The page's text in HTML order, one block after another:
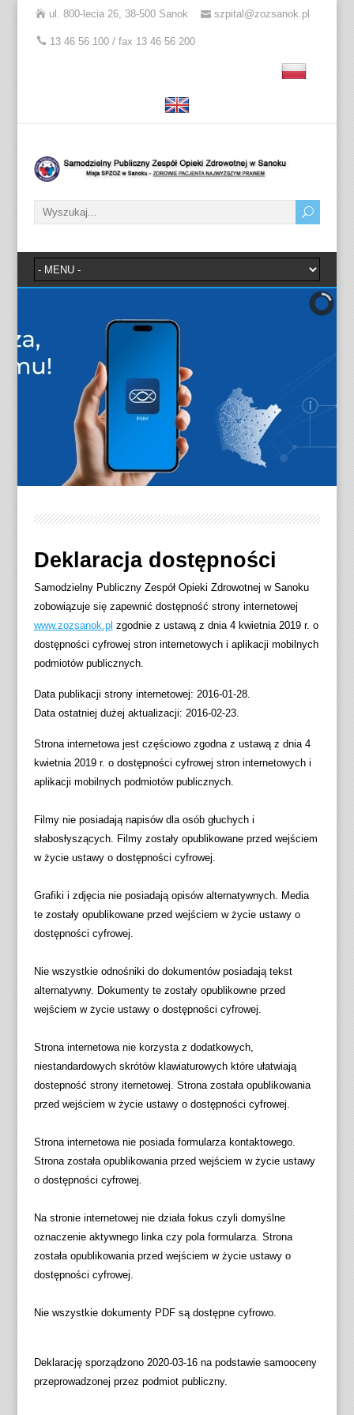
ul. 800-lecia 26, 38-500 Sanok szpital@zozsanok.pl
13 46 56 100 / fax 13 46 56 200
Deklaracja dostępności
Samodzielny Publiczny Zespół Opieki Zdrowotnej w Sanoku
zobowiązuje się zapewnić dostępność strony internetowej
www.zozsanok.pl zgodnie z ustawą z dnia 4 kwietnia 2019 r. o
dostępności cyfrowej stron internetowych i aplikacji mobilnych
podmiotów publicznych.
Data publikacji strony internetowej: 2016-01-28.
Data ostatniej dużej aktualizacji: 2016-02-23.
Strona internetowa jest częściowo zgodna z ustawą z dnia 4
kwietnia 2019 r. o dostępności cyfrowej stron internetowych i
aplikacji mobilnych podmiotów publicznych.
Filmy nie posiadają napisów dla osób głuchych i
słabosłyszących. Filmy zostały opublikowane przed wejściem
w życie ustawy o dostępności cyfrowej.
Grafiki i zdjęcia nie posiadają opisów alternatywnych. Media
te zostały opublikowane przed wejściem w życie ustawy o
dostępności cyfrowej.
Nie wszystkie odnośniki do dokumentów posiadają tekst
alternatywny. Dokumenty te zostały opublikowne przed
wejściem w życie ustawy o dostępności cyfrowej.
Strona internetowa nie korzysta z dodatkowych,
niestandardowych skrótów klawiaturowych które ułatwiają
dostepność strony iternetowej. Strona została opublikowania
przed wejściem w życie ustawy o dostępności cyfrowej.
Strona internetowa nie posiada formularza kontaktowego.
Strona została opublikowania przed wejściem w życie ustawy
o dostępności cyfrowej.
Na stronie internetowej nie działa fokus czyli domyślne
oznaczenie aktywnego linka czy pola formularza. Strona
została opublikowania przed wejściem w życie ustawy o
dostępności cyfrowej.
Nie wszystkie dokumenty PDF są dostępne cyfrowo.
Deklarację sporządzono 2020-03-16na podstawie samooceny
przeprowadzonej przez podmiot publiczny.